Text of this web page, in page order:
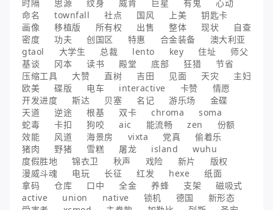
时隔
思源 纹身 威肯 巨星 有鬼
心动
命名
townfall 社点 国风 上美
钥匙卡
画像
移植版 所有权 出售 整体 现状
自查
密度
功夫 创国区 特惠 合金装备
澳大利亚
gtaol
大学生 总裁 lento key 住址
师父
基谈
冈本 读书 殿堂 底部 狂猎
节省
压缩工具
大赞 直树 吉田 见面 天灾
主妇
欧美
碟版 电车 interactive 卡赞
情愿
开发进度
斯达 贝塞 名记 游乐场
金碟
天道
逆途 根基 双卡 chroma
soma
蛇毒
卡扣 狗咬 aic 能流畅 zen
份额
效能
风道 海景房 vixta 党真
偷着乐
猪肉
野猪 雪糕 屠龙 island
wuhu
度假胜地
锦衣卫 秋声 戏险 新片
版权
漫威斗魂
电玩 长征 红发 hexe
纸面
拿码
仓库 口中 全金 养蜂 支架
磁吸式
active
union native 锁机 德国
新形态